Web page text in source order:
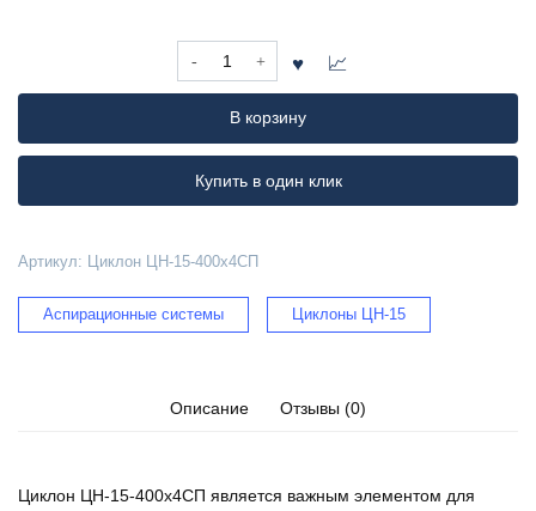
Количество
товара
ЦН-15-
400х4СП
В корзину
Купить в один клик
Артикул: Циклон ЦН-15-400х4СП
Аспирационные системы Циклоны ЦН-15
Описание Отзывы (0)
Циклон ЦН-15-400х4СП является важным элементом для